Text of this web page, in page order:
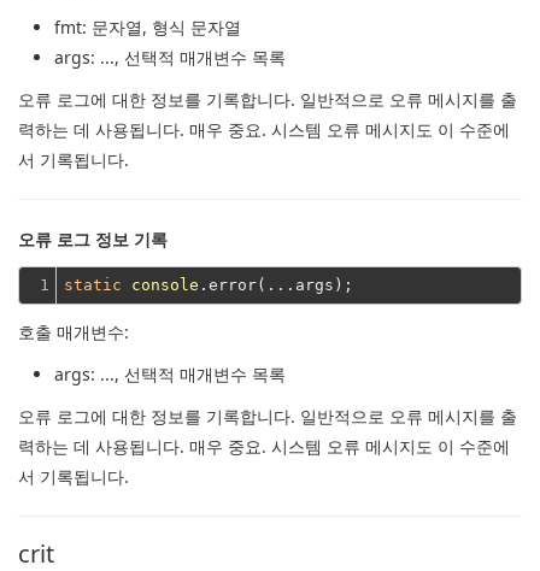
fmt: 문자열, 형식 문자열
args: ..., 선택적 매개변수 목록
오류 로그에 대한 정보를 기록합니다. 일반적으로 오류 메시지를 출
력하는 데 사용됩니다. 매우 중요. 시스템 오류 메시지도 이 수준에
서 기록됩니다.
오류 로그 정보 기록
1 static console
호출 매개변수:
args: ..., 선택적 매개변수 목록
오류 로그에 대한 정보를 기록합니다. 일반적으로 오류 메시지를 출
력하는 데 사용됩니다. 매우 중요. 시스템 오류 메시지도 이 수준에
서 기록됩니다.
crit